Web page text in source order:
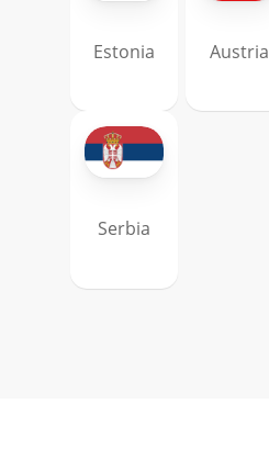
Estonia Austria
Serbia